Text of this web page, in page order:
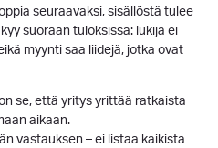
seuraavaksi, sisällöstä tulee
suoraan tuloksissa: lukija ei
myynti saa liidejä, jotka ovat
se, että yritys yrittää ratkaista
aikaan.
vastauksen – ei listaa kaikista